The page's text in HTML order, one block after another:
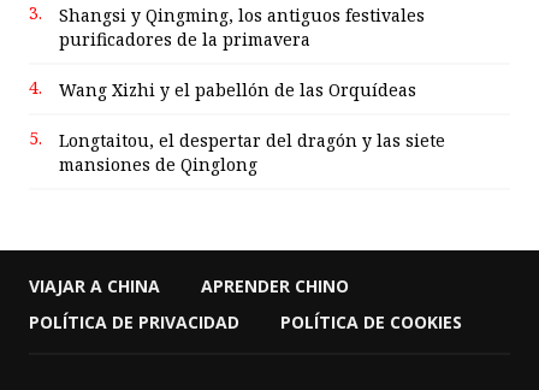
3.
Shangsi y Qingming, los antiguos festivales
purificadores de la primavera
4. Wang Xizhi y el pabellón de las Orquídeas
5.
Longtaitou, el despertar del dragón y las siete
mansiones de Qinglong
VIAJAR A CHINA
APRENDER CHINO
POLÍTICA DE PRIVACIDAD
POLÍTICA DE COOKIES